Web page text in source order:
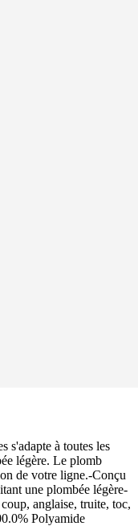
s'adapte à toutes les
légère. Le plomb
de votre ligne.-Conçu
une plombée légère-
anglaise, truite, toc,
Polyamide